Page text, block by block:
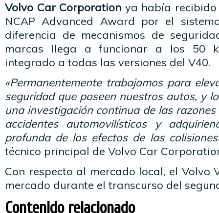
Volvo Car Corporation ya había
NCAP Advanced Award por el
diferencia de mecanismos de
marcas llega a funcionar a los 50
integrado a todas las versiones del V40.
«Permanentemente trabajamos para
seguridad que poseen nuestros autos, y
una investigación continua de las
accidentes automovilísticos y
profunda de los efectos de las
técnico principal de Volvo Car
Con respecto al mercado local, el Volvo
mercado durante el transcurso del
Contenido relacionado